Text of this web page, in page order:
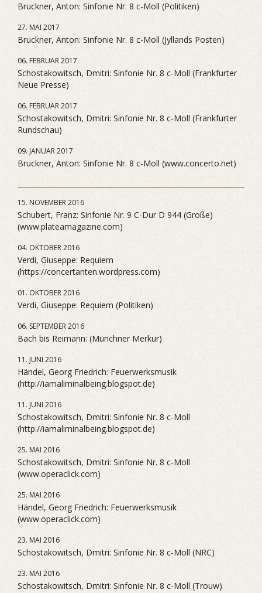
Bruckner, Anton: Sinfonie Nr. 8 c-Moll (Politiken)
27. MAI 2017
Bruckner, Anton: Sinfonie Nr. 8 c-Moll (Jyllands Posten)
06. FEBRUAR 2017
Schostakowitsch, Dmitri: Sinfonie Nr. 8 c-Moll (Frankfurter
Neue Presse)
06. FEBRUAR 2017
Schostakowitsch, Dmitri: Sinfonie Nr. 8 c-Moll (Frankfurter
Rundschau)
09. JANUAR 2017
Bruckner, Anton: Sinfonie Nr. 8 c-Moll (www.concerto.net)
15. NOVEMBER 2016
Schubert, Franz: Sinfonie Nr. 9 C-Dur D 944 (Große)
(www.plateamagazine.com)
04. OKTOBER 2016
Verdi, Giuseppe: Requiem
(https://concertanten.wordpress.com)
01. OKTOBER 2016
Verdi, Giuseppe: Requiem (Politiken)
06. SEPTEMBER 2016
Bach bis Reimann: (Münchner Merkur)
11. JUNI 2016
Händel, Georg Friedrich: Feuerwerksmusik
(http://iamaliminalbeing.blogspot.de)
11. JUNI 2016
Schostakowitsch, Dmitri: Sinfonie Nr. 8 c-Moll
(http://iamaliminalbeing.blogspot.de)
25. MAI 2016
Schostakowitsch, Dmitri: Sinfonie Nr. 8 c-Moll
(www.operaclick.com)
25. MAI 2016
Händel, Georg Friedrich: Feuerwerksmusik
(www.operaclick.com)
23. MAI 2016
Schostakowitsch, Dmitri: Sinfonie Nr. 8 c-Moll (NRC)
23. MAI 2016
Schostakowitsch, Dmitri: Sinfonie Nr. 8 c-Moll (Trouw)